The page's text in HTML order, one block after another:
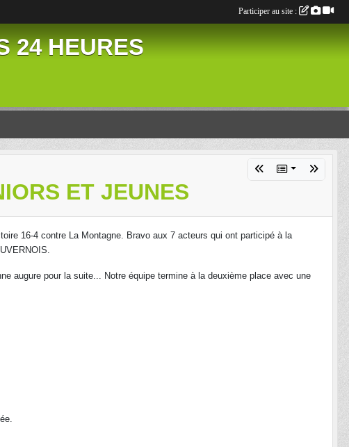
24 HEURES
ET JEUNES
16-4 contre La Montagne. Bravo aux 7 acteurs qui ont participé à la
augure pour la suite... Notre équipe termine à la deuxième place avec une
Participer au site :